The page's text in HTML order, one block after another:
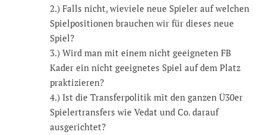
2.) Falls nicht, wieviele neue Spieler auf welchen
Spielpositionen brauchen wir für dieses neue
Spiel?
3.) Wird man mit einem nicht geeigneten FB
Kader ein nicht geeignetes Spiel auf dem Platz
praktizieren?
4.) Ist die Transferpolitik mit den ganzen Ü30er
Spielertransfers wie Vedat und Co. darauf
ausgerichtet?